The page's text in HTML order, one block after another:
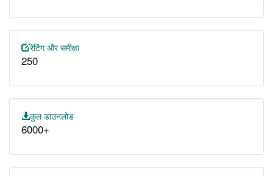
रेटिंग और समीक्षा
250
कुल डाउनलोड
6000+